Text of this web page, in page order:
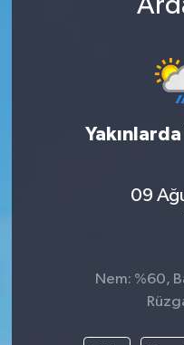
09
Nem: %60,